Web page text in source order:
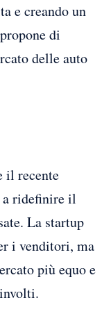
e creando un
di
delle auto
il recente
a ridefinire il
La startup
i venditori, ma
più equo e